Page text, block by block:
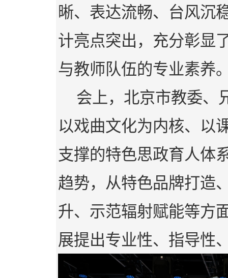
晰、表达流畅、台风沉
计亮点突出，充分彰显
与教师队伍的专业素养
会上，北京市教委、
以戏曲文化为内核、以
支撑的特色思政育人体
趋势，从特色品牌打造
升、示范辐射赋能等方
展提出专业性、指导性